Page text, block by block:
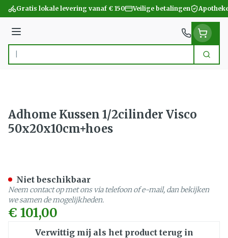
Ga naar de inhoud
Gratis lokale levering vanaf € 150 Veilige betalingen
Menu
Product, merk, categorie... Zoek
Adhome Kussen 1/2cilinder Visco
50x20x10cm+hoes
€ 101,00
Verwittig mij als het product terug in
Niet beschikbaar
Neem contact op met ons via telefoon of e-mail, dan bekijken
we samen de mogelijkheden.